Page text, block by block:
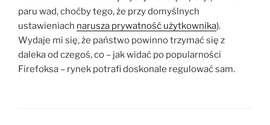
paru wad, choćby tego, że przy domyślnych
ustawieniach narusza prywatność użytkownika).
Wydaje mi się, że państwo powinno trzymać się z
daleka od czegoś, co – jak widać po popularności
Firefoksa – rynek potrafi doskonale regulować sam.